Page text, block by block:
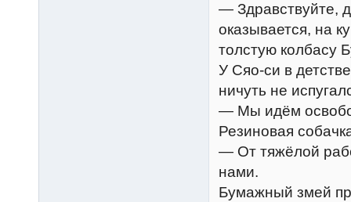
— Здравствуйте,
оказывается, на
толстую колбасу
У Сяо-си в
ничуть не
— Мы идём
Резиновая
— От тяжёлой
нами.
Бумажный змей